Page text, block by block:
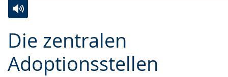
Die zentralen
Adoptionsstellen
Leichten
Sprache
wechseln.
Audio-
Unterstützung.
Video
in
Deutscher